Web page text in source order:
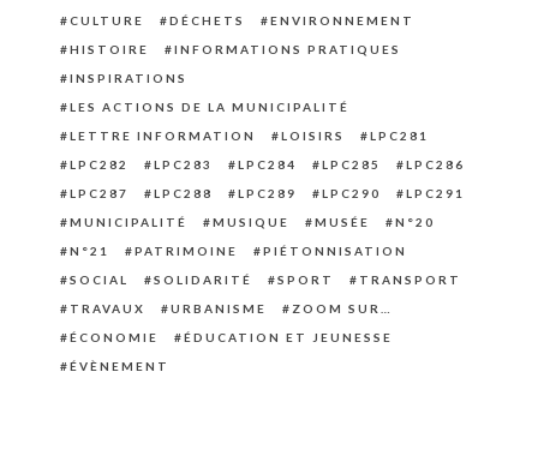
CULTURE
DÉCHETS
ENVIRONNEMENT
HISTOIRE
INFORMATIONS PRATIQUES
INSPIRATIONS
LES ACTIONS DE LA MUNICIPALITÉ
LETTRE INFORMATION
LOISIRS
LPC281
LPC282
LPC283 LPC284 LPC285
LPC286
LPC287
LPC288 LPC289 LPC290
LPC291
MUNICIPALITÉ
MUSIQUE MUSÉE
N°20
N°21
PATRIMOINE
PIÉTONNISATION
SOCIAL
SOLIDARITÉ SPORT
TRANSPORT
TRAVAUX
URBANISME
ZOOM SUR…
ÉCONOMIE
ÉDUCATION ET JEUNESSE
ÉVÈNEMENT